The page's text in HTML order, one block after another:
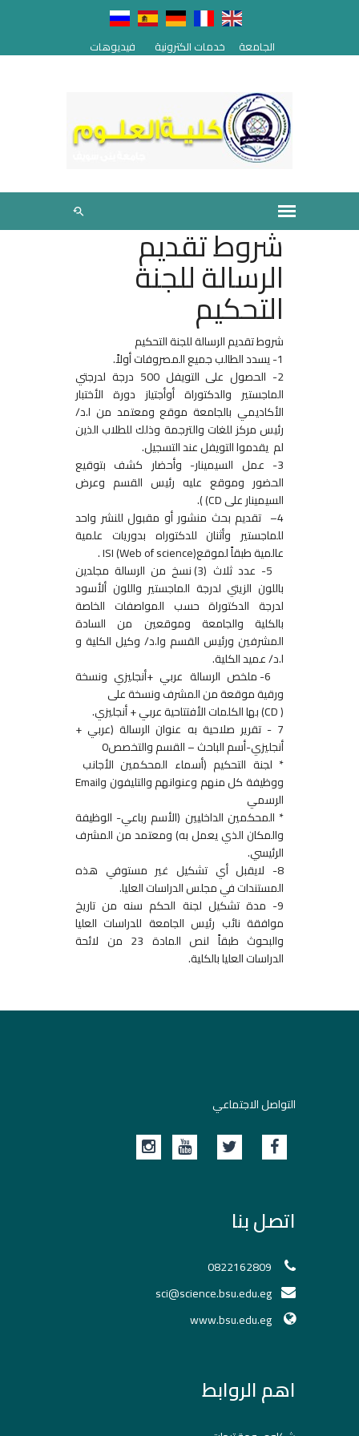
الجامعة خدمات الكترونية فيديوهات
شروط تقديم
الرسالة للجنة
التحكيم
شروط تقديم الرسالة للجنة التحكيم
1- يسدد الطالب جميع المصروفات أولاً.
2- الحصول على التويفل 500 درجة لدرجتي
الماجستير والدكتوراة أوأجتياز دورة الأختبار
الأكاديمي بالجامعة موقع ومعتمد من ا.د/
رئيس مركز للغات والترجمة وذلك للطلاب الذين
لم يقدموا التويفل عند التسجيل.
3- عمل السيمينار- وأحضار كشف بتوقيع
الحضور وموقع عليه رئيس القسم وعرض
السيمينار على CD) ).
4– تقديم بحث منشور أو مقبول للنشر واحد
للماجستير وأثنان للدكتوراه بدوريات علمية
عالمية طبقاً لموقعISI (Web of science) .
5- عدد ثلاث (3) نسخ من الرسالة مجلدين
باللون الزيتي لدرجة الماجستير واللون ألأسود
لدرجة الدكتوراة حسب المواصفات الخاصة
بالكلية والجامعة وموقعين من السادة
المشرفين ورئيس القسم وا.د/ وكيل الكلية و
ا.د/ عميد الكلية.
6- ملخص الرسالة عربي +أنجليزي ونسخة
ورقية موقعة من المشرف ونسخة على
( CD) بها الكلمات الأفتتاحية عربي + أنجليزي.
7 - تقرير صلاحية به عنوان الرسالة (عربي +
أنجليزي-أسم الباحث – القسم والتخصص0
* لجنة التحكيم (أسماء المحكمين الأجانب
ووظيفة كل منهم وعنوانهم والتليفون وEmail
الرسمي
* المحكمين الداخليين (الأسم رباعي- الوظيفة
والمكان الذي يعمل به) ومعتمد من المشرف
الرئيسي.
8- لايقبل أي تشكيل غير مستوفي هذه
المستندات في مجلس الدراسات العليا.
9- مدة تشكيل لجنة الحكم سنه من تاريخ
موافقة نائب رئيس الجامعة للدراسات العليا
والبحوث طبقاً لنص المادة 23 من لائحة
الدراسات العليا بالكلية.
التواصل الاجتماعي
اتصل بنا
0822162809
sci@science.bsu.edu.eg
www.bsu.edu.eg
اهم الروابط